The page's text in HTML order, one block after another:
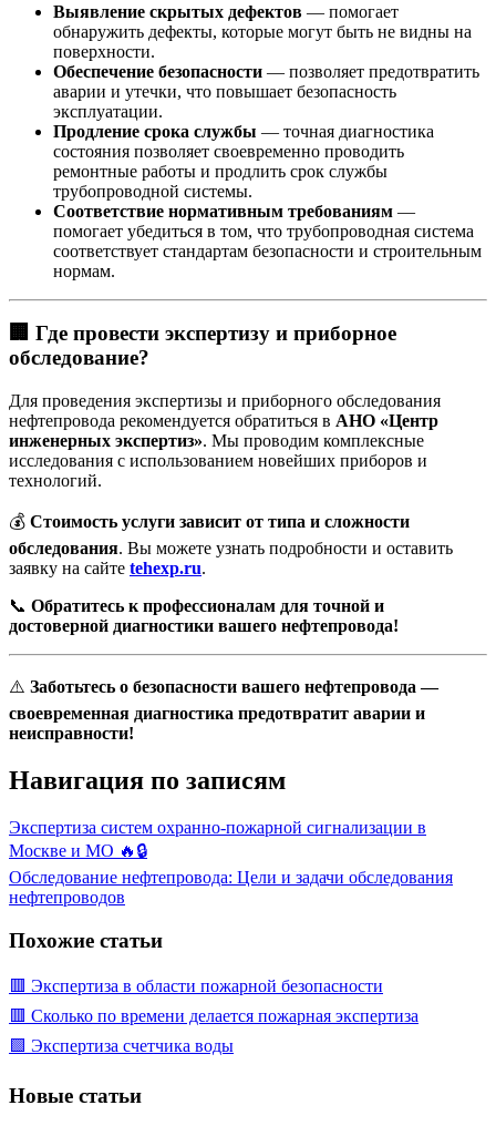
Выявление скрытых дефектов — помогает
обнаружить дефекты, которые могут быть не видны на
поверхности.
Обеспечение безопасности — позволяет предотвратить
аварии и утечки, что повышает безопасность
эксплуатации.
Продление срока службы — точная диагностика
состояния позволяет своевременно проводить
ремонтные работы и продлить срок службы
трубопроводной системы.
Соответствие нормативным требованиям —
помогает убедиться в том, что трубопроводная система
соответствует стандартам безопасности и строительным
нормам.
🏢 Где провести экспертизу и приборное
обследование?
Для проведения экспертизы и приборного обследования
нефтепровода рекомендуется обратиться в АНО «Центр
инженерных экспертиз». Мы проводим комплексные
исследования с использованием новейших приборов и
технологий.
💰 Стоимость услуги зависит от типа и сложности
обследования. Вы можете узнать подробности и оставить
заявку на сайте tehexp.ru.
📞 Обратитесь к профессионалам для точной и
достоверной диагностики вашего нефтепровода!
⚠️ Заботьтесь о безопасности вашего нефтепровода —
своевременная диагностика предотвратит аварии и
неисправности!
Навигация по записям
Экспертиза систем охранно-пожарной сигнализации в
Москве и МО 🔥🔒
Обследование нефтепровода: Цели и задачи обследования
нефтепроводов
Похожие статьи
🟥 Экспертиза в области пожарной безопасности
🟥 Сколько по времени делается пожарная экспертиза
🟩 Экспертиза счетчика воды
Новые статьи